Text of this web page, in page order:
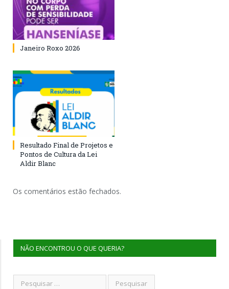
Janeiro Roxo 2026
Resultado Final de Projetos e
Pontos de Cultura da Lei
Aldir Blanc
Os comentários estão fechados.
NÃO ENCONTROU O QUE QUERIA?